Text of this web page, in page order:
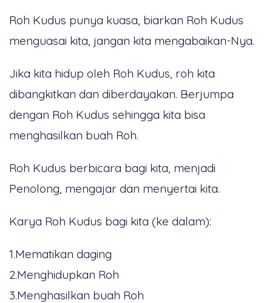
Roh Kudus punya kuasa, biarkan Roh Kudus
menguasai kita, jangan kita mengabaikan-Nya.
Jika kita hidup oleh Roh Kudus, roh kita
dibangkitkan dan diberdayakan. Berjumpa
dengan Roh Kudus sehingga kita bisa
menghasilkan buah Roh.
Roh Kudus berbicara bagi kita, menjadi
Penolong, mengajar dan menyertai kita.
Karya Roh Kudus bagi kita (ke dalam):
1.Mematikan daging
2.Menghidupkan Roh
3.Menghasilkan buah Roh